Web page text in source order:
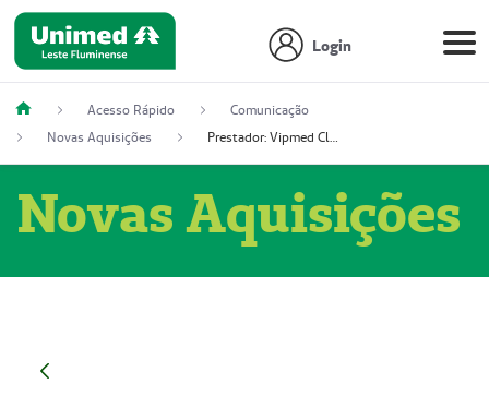
Login
Acesso Rápido
Comunicação
Novas Aquisições
Prestador: Vipmed Clínica Geral Ltda, 51004349-0 (Nome Fantasia: Policlínica Master)
Novas Aquisições